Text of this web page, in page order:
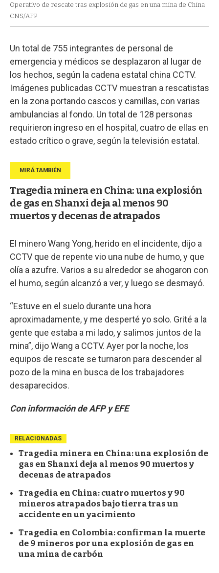
Operativo de rescate tras explosión de gas en una mina de China
CNS/AFP
Un total de 755 integrantes de personal de
emergencia y médicos se desplazaron al lugar de
los hechos, según la cadena estatal china CCTV.
Imágenes publicadas CCTV muestran a rescatistas
en la zona portando cascos y camillas, con varias
ambulancias al fondo. Un total de 128 personas
requirieron ingreso en el hospital, cuatro de ellas en
estado crítico o grave, según la televisión estatal.
Tragedia minera en China: una explosión
de gas en Shanxi deja al menos 90
muertos y decenas de atrapados
El minero Wang Yong, herido en el incidente, dijo a
CCTV que de repente vio una nube de humo, y que
olía a azufre. Varios a su alrededor se ahogaron con
el humo, según alcanzó a ver, y luego se desmayó.
“Estuve en el suelo durante una hora
aproximadamente, y me desperté yo solo. Grité a la
gente que estaba a mi lado, y salimos juntos de la
mina”, dijo Wang a CCTV. Ayer por la noche, los
equipos de rescate se turnaron para descender al
pozo de la mina en busca de los trabajadores
desaparecidos.
Con información de AFP y EFE
RELACIONADAS
Tragedia minera en China: una explosión de
gas en Shanxi deja al menos 90 muertos y
decenas de atrapados
Tragedia en China: cuatro muertos y 90
mineros atrapados bajo tierra tras un
accidente en un yacimiento
Tragedia en Colombia: confirman la muerte
de 9 mineros por una explosión de gas en
una mina de carbón